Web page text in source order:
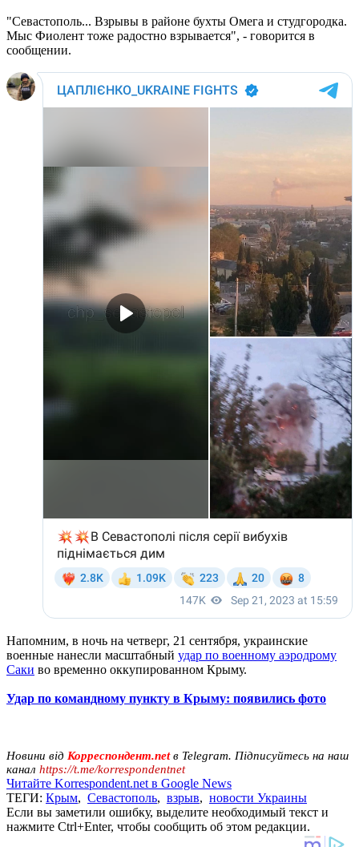
"Севастополь... Взрывы в районе бухты Омега и студгородка.
Мыс Фиолент тоже радостно взрывается", - говорится в
сообщении.
Напомним, в ночь на четверг, 21 сентября, украинские
военные нанесли масштабный удар по военному аэродрому
Саки во временно оккупированном Крыму.
Удар по командному пункту в Крыму: появились фото
Новини від Корреспондент.netв Telegram. Підписуйтесь на наш
канал https://t.me/korrespondentnet
Читайте Korrespondent.net в Google News
ТЕГИ: Крым, Севастополь, взрыв, новости Украины
Если вы заметили ошибку, выделите необходимый текст и
нажмите Ctrl+Enter, чтобы сообщить об этом редакции.